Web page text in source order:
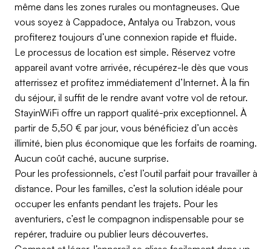
même dans les zones rurales ou montagneuses. Que
vous soyez à Cappadoce, Antalya ou Trabzon, vous
profiterez toujours d’une connexion rapide et fluide.
Le processus de location est simple. Réservez votre
appareil avant votre arrivée, récupérez-le dès que vous
atterrissez et profitez immédiatement d’Internet. À la fin
du séjour, il suffit de le rendre avant votre vol de retour.
StayinWiFi offre un rapport qualité-prix exceptionnel. À
partir de 5,50 € par jour, vous bénéficiez d’un accès
illimité, bien plus économique que les forfaits de roaming.
Aucun coût caché, aucune surprise.
Pour les professionnels, c’est l’outil parfait pour travailler à
distance. Pour les familles, c’est la solution idéale pour
occuper les enfants pendant les trajets. Pour les
aventuriers, c’est le compagnon indispensable pour se
repérer, traduire ou publier leurs découvertes.